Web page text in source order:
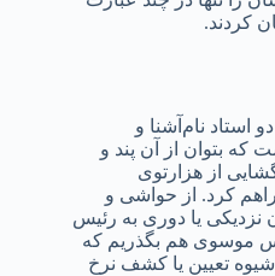
کردند.
استاد نام‌آشنا و
بتوان از آن پند و
از هزارتوی
کرد. از حواشی و
یا دوری به رئیس
موسوی هم بگذریم که
تعیین یا کشف نرخ